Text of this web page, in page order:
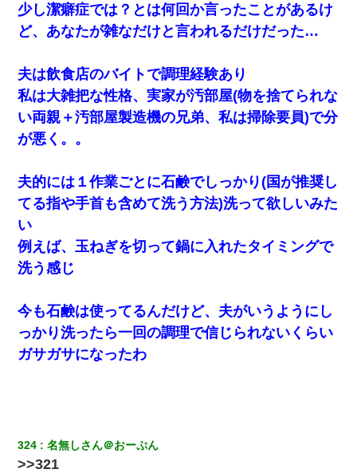
新卒の女性社員に1年半ストーカーされていた。俺「マジで怖い」
上司「話をしてみる」→女性社員「実は10数年前に…」
姉旦那の友達「ほんとのパパだよ～」私のお腹を触ってほざく。
→思わず手を叩いて振り払ったら…
夫に癌の余命宣告。その闘病中に長女から信じられない言葉を受
けた
小学生の息子が急に様子がおかしくなった。私「理由を聞いても
『わかんない！』って怒鳴り付けてくるし、困っってる」旦那
「話してみるよ」→ 後日・・・
【報告者がキチ】嫁「妊娠した」俺『それじゃあ皆に祝ってもら
おう』友人達を家に連れ帰ってホームパーティー→俺『皆に祝え
てもらえて良かったな！』→
嫁の妹（26歳）がずっとウチに泊まりに来た結果→俺がヤバイｗ
ｗｗｗｗｗｗｗ
父が他界→父のフリン相手『どうか相続を放棄して下さい、昔の
さかった。
少し潔癖症では？とは何回か言ったことがあるけ
ど、あなたが雑なだけと言われるだけだった…
夫は飲食店のバイトで調理経験あり
私は大雑把な性格、実家が汚部屋(物を捨てられな
い両親＋汚部屋製造機の兄弟、私は掃除要員)で分
が悪く。。
夫的には１作業ごとに石鹸でしっかり(国が推奨し
てる指や手首も含めて洗う方法)洗って欲しいみた
い
例えば、玉ねぎを切って鍋に入れたタイミングで
洗う感じ
今も石鹸は使ってるんだけど、夫がいうようにし
っかり洗ったら一回の調理で信じられないくらい
ガサガサになったわ
324 名無しさん＠おーぷん
>>321